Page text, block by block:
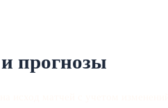
прогнозы